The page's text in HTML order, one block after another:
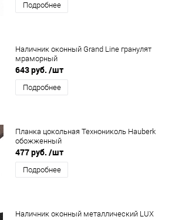
Подробнее
Наличник оконный Grand Line гранулят
мраморный
643 руб. /шт
Подробнее
Планка цокольная Технониколь Hauberk
обожженный
477 руб. /шт
Подробнее
Наличник оконный металлический LUX